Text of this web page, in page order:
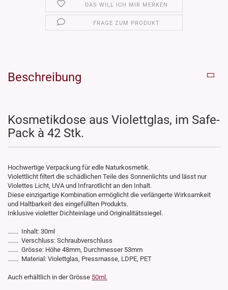
DAS WILL ICH MIR MERKEN
FRAGE ZUM PRODUKT
Beschreibung
Kosmetikdose aus Violettglas, im Safe-
Pack à 42 Stk.
Hochwertige Verpackung für edle Naturkosmetik.
Violettlicht filtert die schädlichen Teile des Sonnenlichts und lässt nur
Violettes Licht, UVA und Infrarotlicht an den Inhalt.
Diese einzigartige Kombination ermöglicht die verlängerte Wirksamkeit
und Haltbarkeit des eingefüllten Produkts.
Inklusive violetter Dichteinlage und Originalitätssiegel.
....... Inhalt: 30ml
....... Verschluss: Schraubverschluss
....... Grösse: Höhe 48mm, Durchmesser 53mm
....... Material: Violettglas, Pressmasse, LDPE, PET
Auch erhältlich in der Grösse 50ml.